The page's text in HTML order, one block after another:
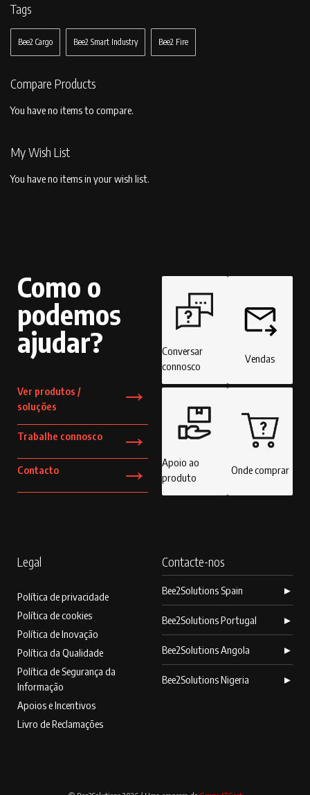
Tags
Bee2 Cargo Bee2 Smart Industry Bee2 Fire
Compare Products
You have no items to compare.
My Wish List
You have no items in your wish list.
Como o
podemos
ajudar?
Ver produtos /
soluções
→
Trabalhe connosco →
Contacto →
Conversar
connosco
Vendas
Apoio ao
produto
Onde comprar
Legal
Política de privacidade
Política de cookies
Política de Inovação
Política da Qualidade
Política de Segurança da
Informação
Apoios e Incentivos
Livro de Reclamações
Contacte-nos
Bee2Solutions Spain ►
Bee2Solutions Portugal ►
Bee2Solutions Angola ►
Bee2Solutions Nigeria ►